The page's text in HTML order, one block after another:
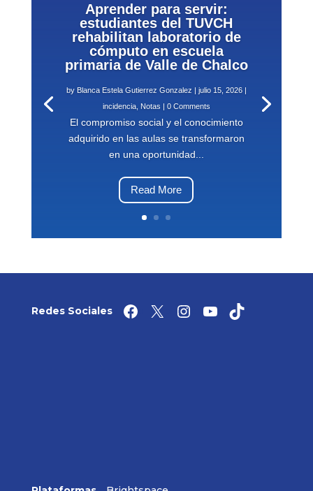
Aprender para servir:
estudiantes del TUVCH
rehabilitan laboratorio de
cómputo en escuela
primaria de Valle de Chalco
by Blanca Estela Gutierrez Gonzalez | julio 15, 2026|
incidencia, Notas | 0 Comments
El compromiso social y el conocimiento
adquirido en las aulas se transformaron
en una oportunidad...
Read More
Redes Sociales Facebook
X Instagram
YouTube
TikTok